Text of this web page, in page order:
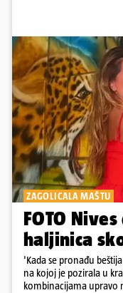
ZAGOLICALA MAŠTU
FOTO
haljinica
'Kada se pronađu
na kojoj je pozirala u
kombinacijama upravo